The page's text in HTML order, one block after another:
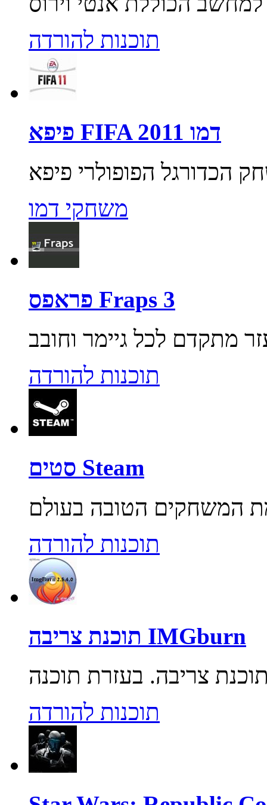
תוכנות להורדה
פיפא FIFA 2011 דמו
משחקי דמו
פראפס Fraps 3
תוכנות להורדה
סטים Steam
תוכנות להורדה
תוכנת צריבה IMGburn
תוכנות להורדה